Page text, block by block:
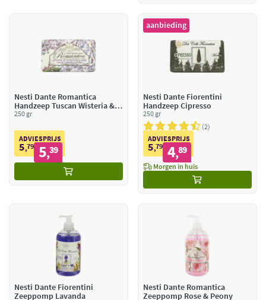
Nesti Dante Romantica
Handzeep Tuscan Wisteria &
Liliac
250 gr
ADVIESPRIJS
5,79 5,39
aanbieding
Nesti Dante Fiorentini
Handzeep Cipresso
250 gr
2
ADVIESPRIJS
5,79 4,89
Morgen in huis
Nesti Dante Fiorentini
Zeeppomp Lavanda
Nesti Dante Romantica
Zeeppomp Rose & Peony